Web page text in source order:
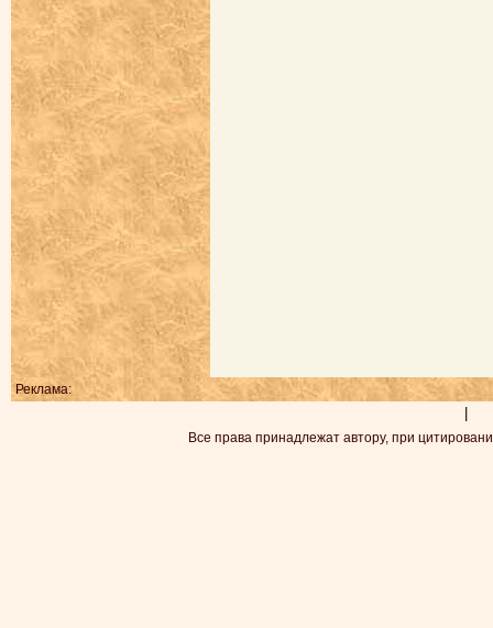
Реклама:
Все права принадлежат автору, при